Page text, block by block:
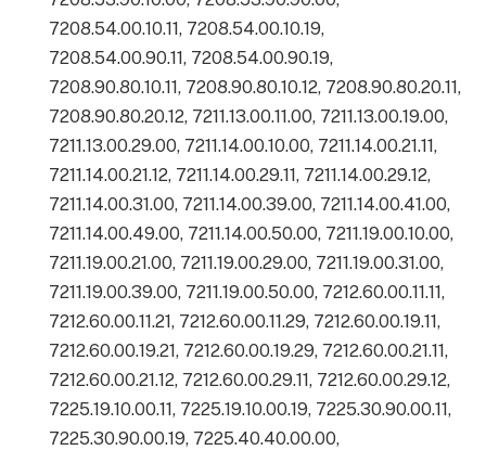
7208.54.00.10.11, 7208.54.00.10.19,
7208.54.00.90.11, 7208.54.00.90.19,
7208.90.80.10.11, 7208.90.80.10.12, 7208.90.80.20.11,
7208.90.80.20.12, 7211.13.00.11.00, 7211.13.00.19.00,
7211.13.00.29.00, 7211.14.00.10.00, 7211.14.00.21.11,
7211.14.00.21.12, 7211.14.00.29.11, 7211.14.00.29.12,
7211.14.00.31.00, 7211.14.00.39.00, 7211.14.00.41.00,
7211.14.00.49.00, 7211.14.00.50.00, 7211.19.00.10.00,
7211.19.00.21.00, 7211.19.00.29.00, 7211.19.00.31.00,
7211.19.00.39.00, 7211.19.00.50.00, 7212.60.00.11.11,
7212.60.00.11.21, 7212.60.00.11.29, 7212.60.00.19.11,
7212.60.00.19.21, 7212.60.00.19.29, 7212.60.00.21.11,
7212.60.00.21.12, 7212.60.00.29.11, 7212.60.00.29.12,
7225.19.10.00.11, 7225.19.10.00.19, 7225.30.90.00.11,
7225.30.90.00.19, 7225.40.40.00.00,